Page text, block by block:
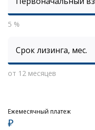
5 %
Срок лизинга, мес.
от 12 месяцев
Ежемесячный платеж
₽